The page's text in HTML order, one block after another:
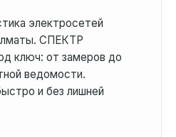
электросетей
СПЕКТР
ключ: от замеров до
ведомости.
и без лишней